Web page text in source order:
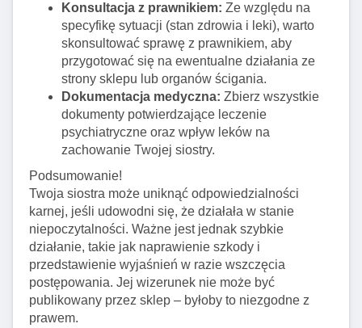
Konsultacja z prawnikiem: Ze względu na
specyfikę sytuacji (stan zdrowia i leki), warto
skonsultować sprawę z prawnikiem, aby
przygotować się na ewentualne działania ze
strony sklepu lub organów ścigania.
Dokumentacja medyczna: Zbierz wszystkie
dokumenty potwierdzające leczenie
psychiatryczne oraz wpływ leków na
zachowanie Twojej siostry.
Podsumowanie!
Twoja siostra może uniknąć odpowiedzialności
karnej, jeśli udowodni się, że działała w stanie
niepoczytalności. Ważne jest jednak szybkie
działanie, takie jak naprawienie szkody i
przedstawienie wyjaśnień w razie wszczęcia
postępowania. Jej wizerunek nie może być
publikowany przez sklep – byłoby to niezgodne z
prawem.